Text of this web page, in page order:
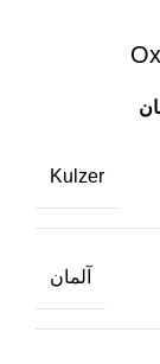
Kulzer
آلمان